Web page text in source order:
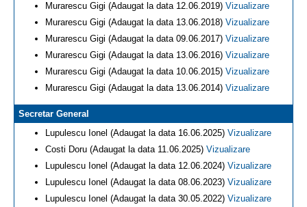
Murarescu Gigi (Adaugat la data 12.06.2019) Vizualizare
Murarescu Gigi (Adaugat la data 13.06.2018) Vizualizare
Murarescu Gigi (Adaugat la data 09.06.2017) Vizualizare
Murarescu Gigi (Adaugat la data 13.06.2016) Vizualizare
Murarescu Gigi (Adaugat la data 10.06.2015) Vizualizare
Murarescu Gigi (Adaugat la data 13.06.2014) Vizualizare
Secretar General
Lupulescu Ionel (Adaugat la data 16.06.2025) Vizualizare
Costi Doru (Adaugat la data 11.06.2025) Vizualizare
Lupulescu Ionel (Adaugat la data 12.06.2024) Vizualizare
Lupulescu Ionel (Adaugat la data 08.06.2023) Vizualizare
Lupulescu Ionel (Adaugat la data 30.05.2022) Vizualizare